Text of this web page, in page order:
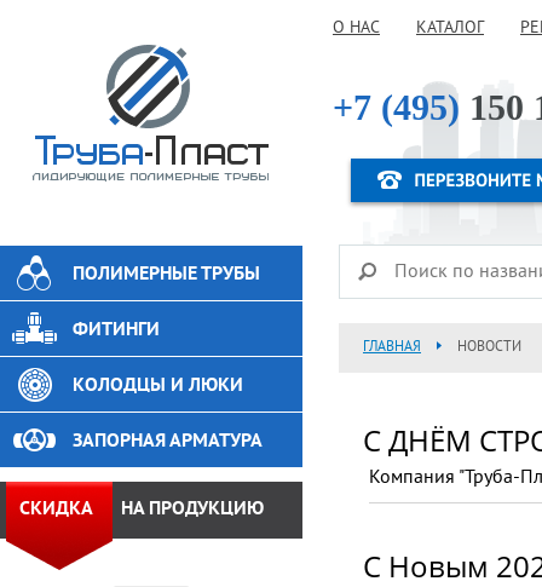
О НАС КАТАЛОГ
+7 (495) 150
ГЛАВНАЯ НОВОСТИ
С ДНЁМ
Компания "Труба-
С Новым
ПОЛИМЕРНЫЕ ТРУБЫ
ФИТИНГИ
КОЛОДЦЫ И ЛЮКИ
ЗАПОРНАЯ АРМАТУРА
СКИДКА НА ПРОДУКЦИЮ